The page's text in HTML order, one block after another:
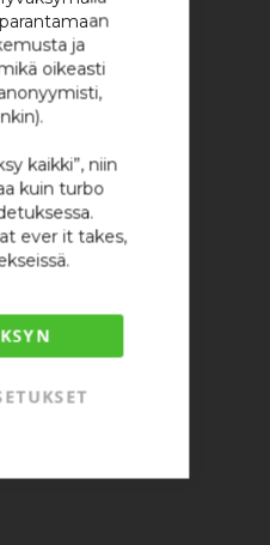
ja
oikeasti
kaikki”, niin
kuin turbo
ever it takes,
€